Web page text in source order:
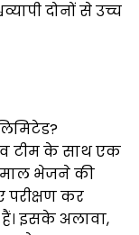
दोनों से उच्च
टीम के साथ एक
माल भेजने की
परीक्षण कर
इसके अलावा,